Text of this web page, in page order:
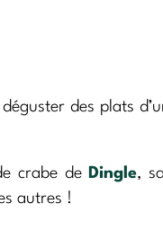
des plats
crabe de Dingle,
autres !